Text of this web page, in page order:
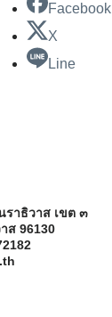
Facebook
X
Line
ราธิวาส เขต ๓
ส 96130